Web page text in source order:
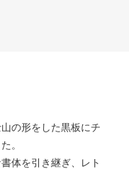
会社ベストブラス様 EC
ト制作
の形をした黒板にチ
。
体を引き継ぎ、レト